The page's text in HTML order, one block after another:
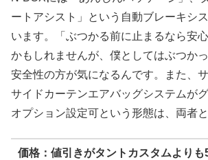
ートアシスト」という自動ブレーキシ
います。「ぶつかる前に止まるなら安
かもしれませんが、僕としてはぶつか
安全性の方が気になるんです。また、
サイドカーテンエアバッグシステムが
オプション設定可という形態は、両者と
価格：値引きがタントカスタムより